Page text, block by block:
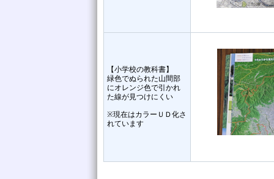
【小学校の教科書】
緑色でぬられた山間部
にオレンジ色で引かれ
た線が見つけにくい
※現在はカラーＵＤ化さ
れています